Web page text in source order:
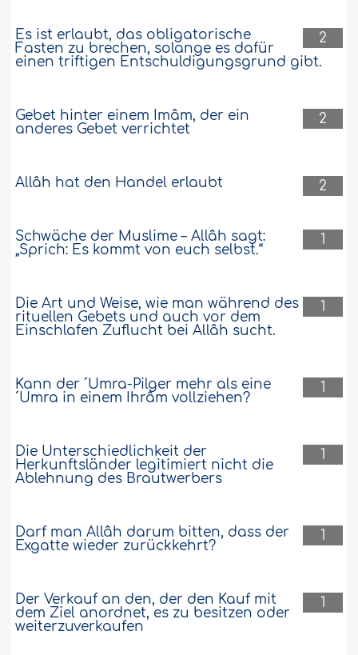
2
Es ist erlaubt, das obligatorische
Fasten zu brechen, solange es dafür
einen triftigen Entschuldigungsgrund gibt.
2
Gebet hinter einem Imâm, der ein
anderes Gebet verrichtet
2
Allâh hat den Handel erlaubt
1
Schwäche der Muslime – Allâh sagt:
„Sprich: Es kommt von euch selbst.“
1
Die Art und Weise, wie man während des
rituellen Gebets und auch vor dem
Einschlafen Zuflucht bei Allâh sucht.
1
Kann der ´Umra-Pilger mehr als eine
´Umra in einem Ihrâm vollziehen?
1
Die Unterschiedlichkeit der
Herkunftsländer legitimiert nicht die
Ablehnung des Brautwerbers
1
Darf man Allâh darum bitten, dass der
Exgatte wieder zurückkehrt?
1
Der Verkauf an den, der den Kauf mit
dem Ziel anordnet, es zu besitzen oder
weiterzuverkaufen